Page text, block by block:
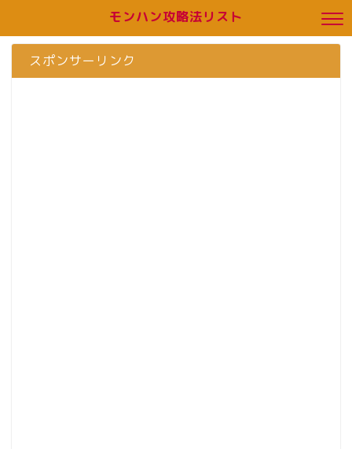
モンハン攻略法リスト
スポンサーリンク